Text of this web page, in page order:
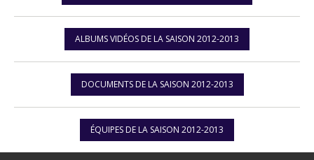
ALBUMS VIDÉOS DE LA SAISON 2012-2013
DOCUMENTS DE LA SAISON 2012-2013
ÉQUIPES DE LA SAISON 2012-2013